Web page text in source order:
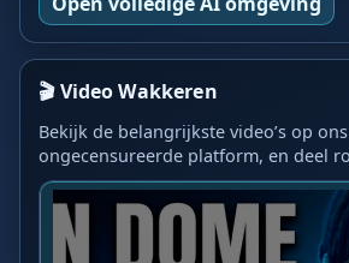
🎬 Video Wakkeren
Bekijk de belangrijkste video’s op
ongecensureerde platform, en deel